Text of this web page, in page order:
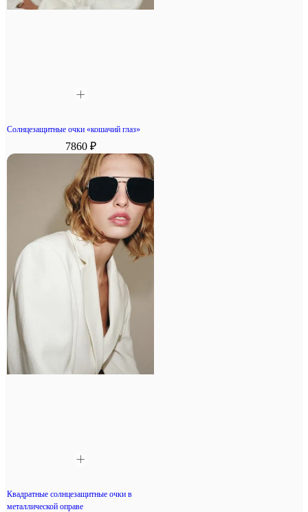
Солнцезащитные очки «кошачий глаз»
7860 ₽
Квадратные солнцезащитные очки в
металлической оправе